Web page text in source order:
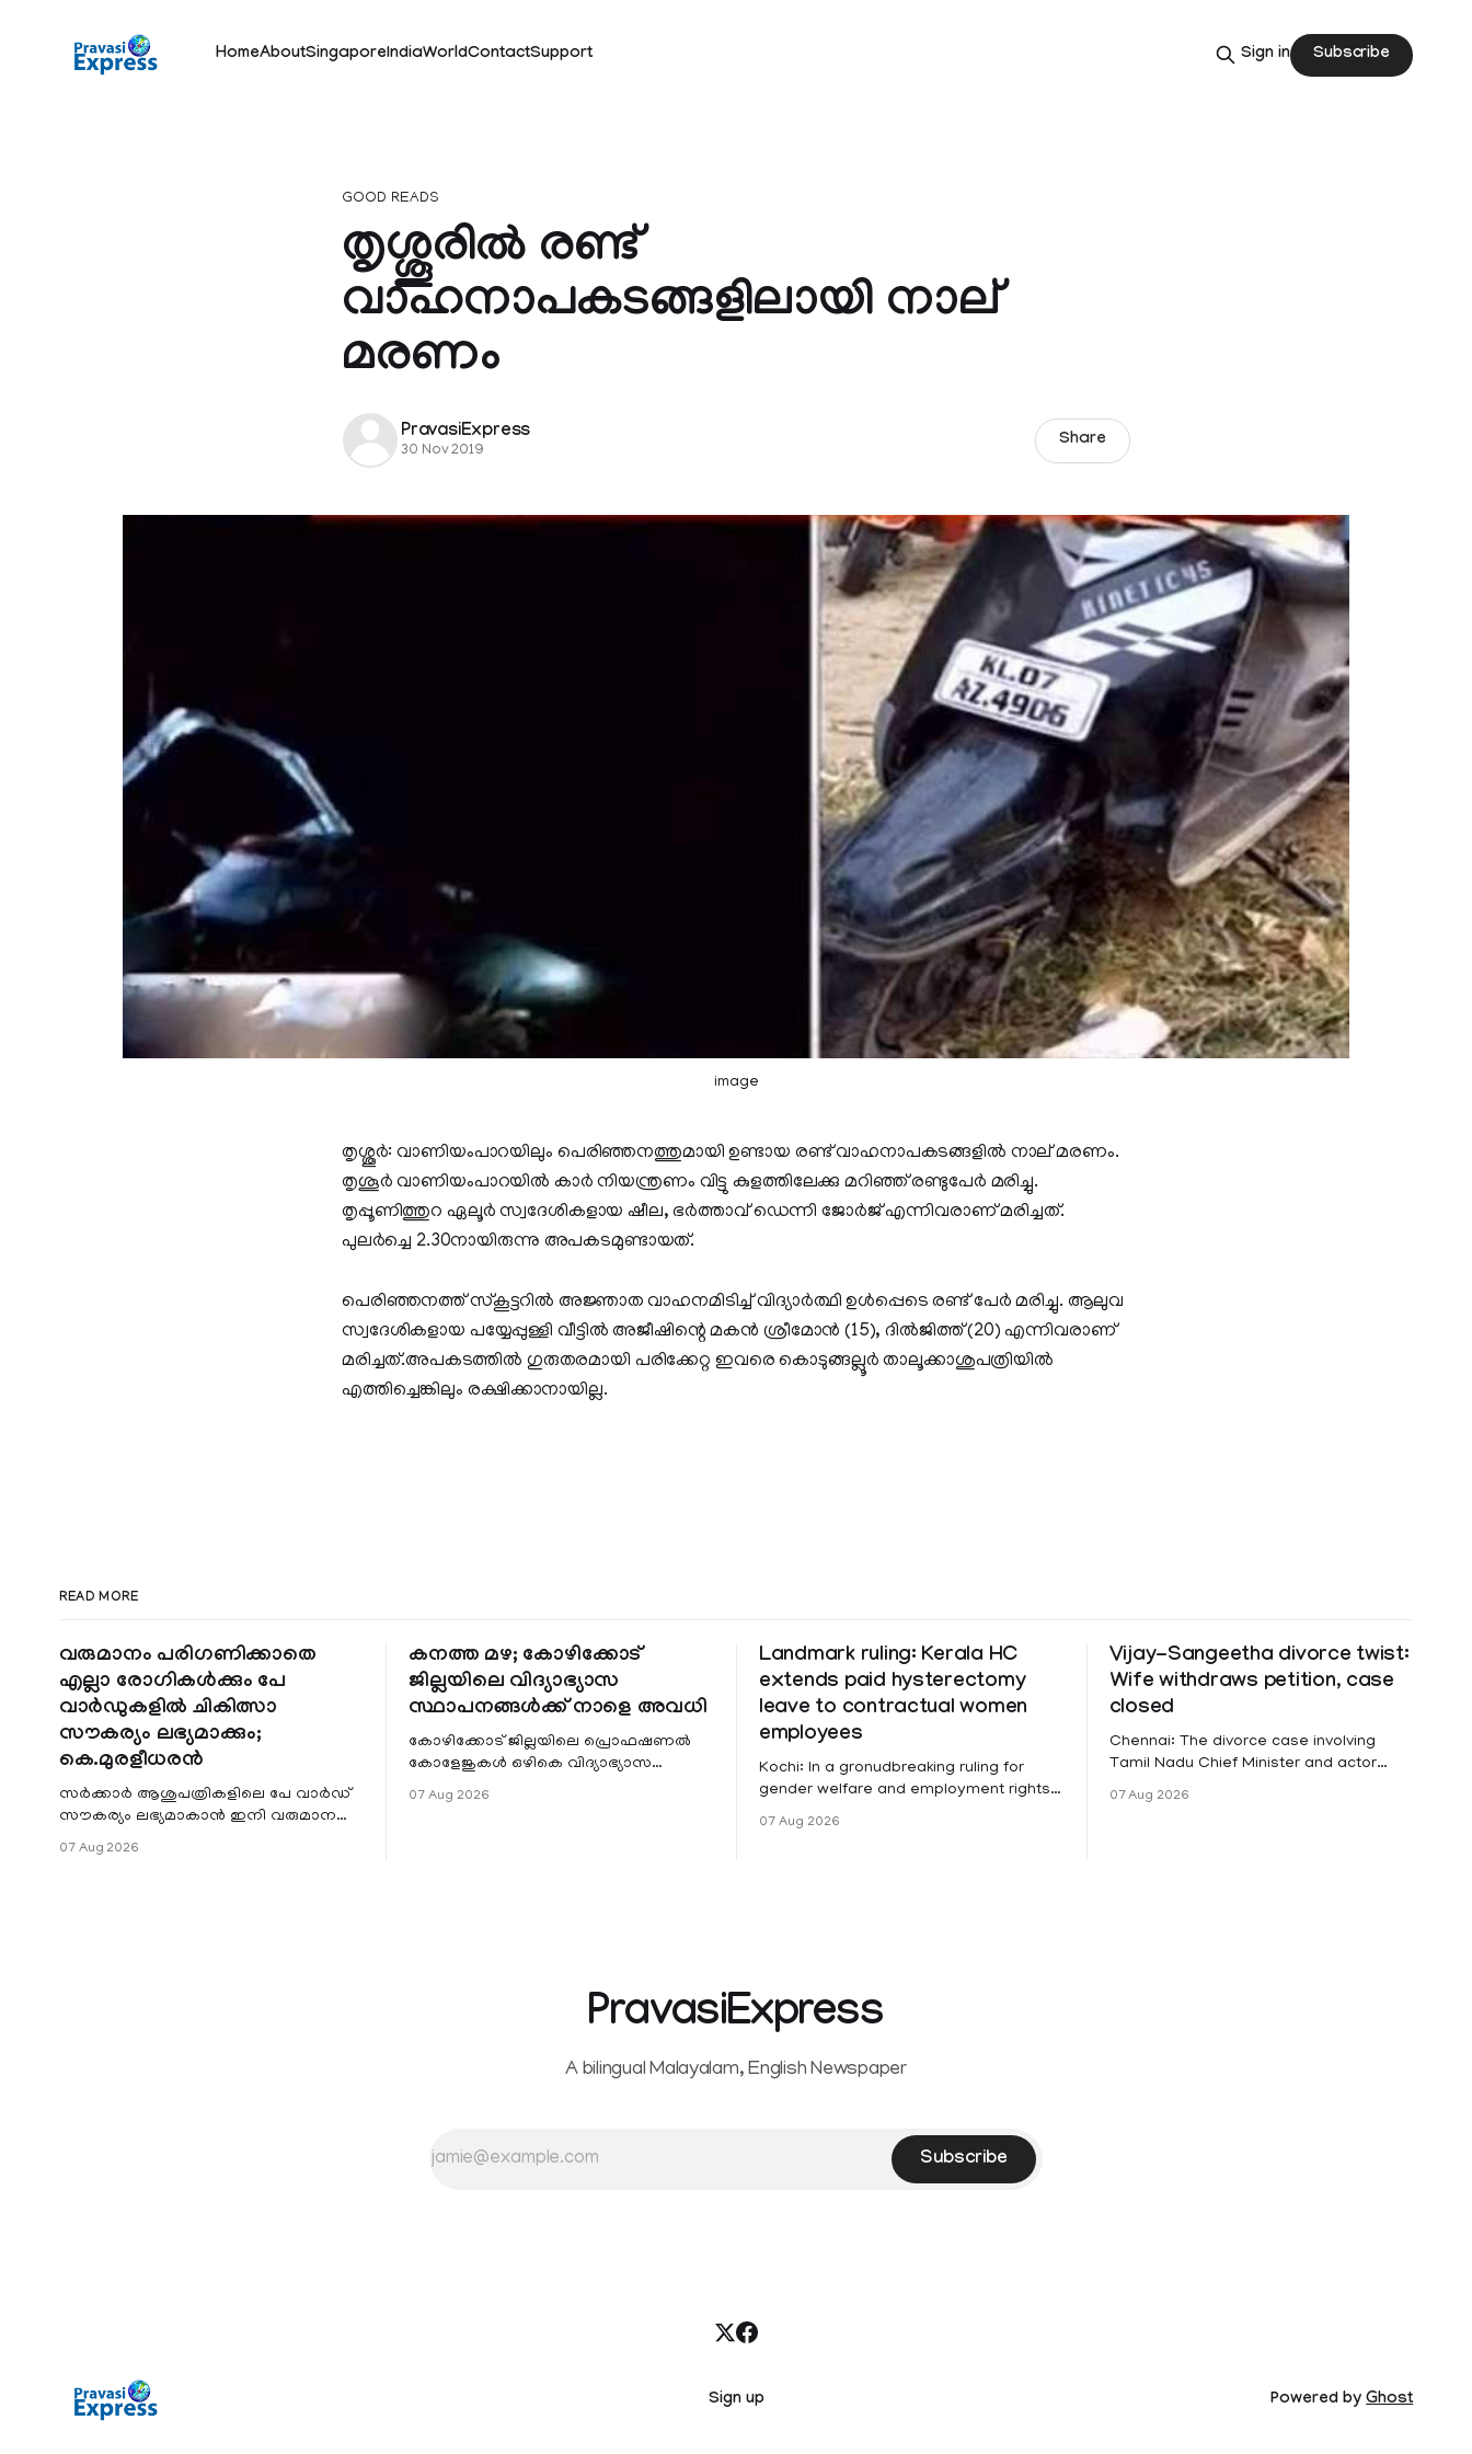
HomeAboutSingaporeIndiaWorldContactSupport Sign in Subscribe
GOOD READS
തൃശ്ശൂരില്‍ രണ്ട്
വാഹനാപകടങ്ങളിലായി നാല്
മരണം
PravasiExpress
30 Nov 2019
Share
image
തൃശ്ശൂര്‍: വാണിയംപാറയിലും പെരിഞ്ഞനത്തുമായി ഉണ്ടായ രണ്ട് വാഹനാപകടങ്ങളില്‍ നാല് മരണം.
തൃശൂർ വാണിയംപാറയിൽ കാർ നിയന്ത്രണം വിട്ടു കുളത്തിലേക്കു മറിഞ്ഞ് രണ്ടുപേര്‍ മരിച്ചു.
തൃപ്പൂണിത്തുറ ഏലൂര്‍ സ്വദേശികളായ ഷീല, ഭര്‍ത്താവ് ഡെന്നി ജോര്‍ജ് എന്നിവരാണ് മരിച്ചത്.
പുലര്‍ച്ചെ 2.30നായിരുന്നു അപകടമുണ്ടായത്.
പെരിഞ്ഞനത്ത് സ്കൂട്ടറില്‍ അജ്ഞാത വാഹനമിടിച്ച് വിദ്യാർത്ഥി ഉൾപ്പെടെ രണ്ട് പേർ മരിച്ചു. ആലുവ
സ്വദേശികളായ പയ്യേപ്പുള്ളി വീട്ടിൽ അജീഷിന്റെ മകൻ ശ്രീമോൻ (15), ദിൽജിത്ത് (20) എന്നിവരാണ്
മരിച്ചത്.അപകടത്തില്‍ ഗുരുതരമായി പരിക്കേറ്റ ഇവരെ കൊടുങ്ങല്ലൂര്‍ താലൂക്കാശുപത്രിയില്‍
എത്തിച്ചെങ്കിലും രക്ഷിക്കാനായില്ല.
READ MORE
വരുമാനം പരിഗണിക്കാതെ
എല്ലാ രോഗികൾക്കും പേ
വാർഡുകളിൽ ചികിത്സാ
സൗകര്യം ലഭ്യമാക്കും;
കെ.മുരളീധരൻ
സർക്കാർ ആശുപത്രികളിലെ പേ വാർഡ്
സൗകര്യം ലഭ്യമാകാൻ ഇനി വരുമാന
വരുമാനം പരിഗണിക്കാതെ എല്ലാ
07 Aug 2026
കനത്ത മഴ; കോഴിക്കോട്
ജില്ലയിലെ വിദ്യാഭ്യാസ
സ്ഥാപനങ്ങൾക്ക് നാളെ അവധി
കോഴിക്കോട് ജില്ലയിലെ പ്രൊഫഷണൽ
കോളേജുകൾ ഒഴികെ വിദ്യാഭ്യാസ
ജില്ലയിലെ മലയോര- തീരദേശ
07 Aug 2026
Landmark ruling: Kerala HC
extends paid hysterectomy
leave to contractual women
employees
Kochi: In a gronudbreaking ruling for
gender welfare and employment rights,
female contractual staff employed in
07 Aug 2026
Vijay-Sangeetha divorce twist:
Wife withdraws petition, case
closed
Chennai: The divorce case involving
Tamil Nadu Chief Minister and actor
Sowrnalingam has taken a new turn
07 Aug 2026
PravasiExpress
A bilingual Malayalam, English Newspaper
Subscribe
Sign up Powered byGhost